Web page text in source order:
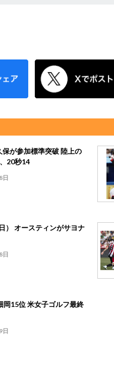
保が参加標準突破 陸上の
20秒14
日
） オースティンがサヨナ
日
岡15位 米女子ゴルフ最終
日